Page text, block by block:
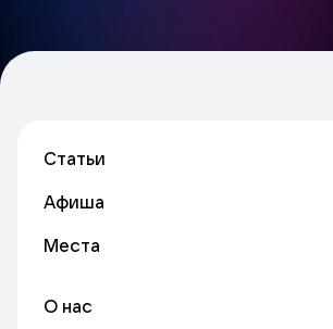
Статьи
Афиша
Места
О нас